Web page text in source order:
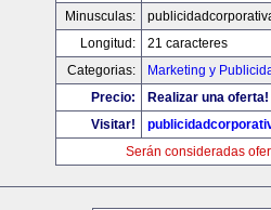
Minusculas:
Longitud:
21 caracteres
Categorias:
Marketing y
Precio:
Realizar una oferta!
Visitar!
Serán consideradas